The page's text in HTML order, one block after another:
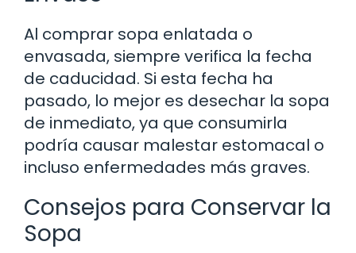
Al comprar sopa enlatada o
envasada, siempre verifica la fecha
de caducidad. Si esta fecha ha
pasado, lo mejor es desechar la sopa
de inmediato, ya que consumirla
podría causar malestar estomacal o
incluso enfermedades más graves.
Consejos para Conservar la
Sopa